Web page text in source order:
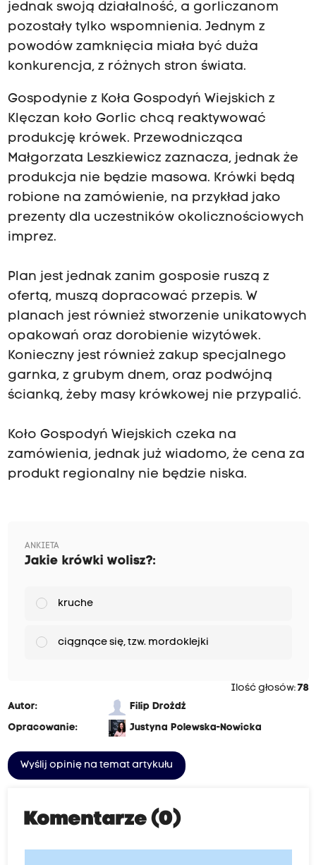
jednak swoją działalność, a gorliczanom
pozostały tylko wspomnienia. Jednym z
powodów zamknięcia miała być duża
konkurencja, z różnych stron świata.
Gospodynie z Koła Gospodyń Wiejskich z
Klęczan koło Gorlic chcą reaktywować
produkcję krówek. Przewodnicząca
Małgorzata Leszkiewicz zaznacza, jednak że
produkcja nie będzie masowa. Krówki będą
robione na zamówienie, na przykład jako
prezenty dla uczestników okolicznościowych
imprez.
Plan jest jednak zanim gosposie ruszą z
ofertą, muszą dopracować przepis. W
planach jest również stworzenie unikatowych
opakowań oraz dorobienie wizytówek.
Konieczny jest również zakup specjalnego
garnka, z grubym dnem, oraz podwójną
ścianką, żeby masy krówkowej nie przypalić.
Koło Gospodyń Wiejskich czeka na
zamówienia, jednak już wiadomo, że cena za
produkt regionalny nie będzie niska.
ANKIETA
Jakie krówki wolisz?:
kruche
ciągnące się, tzw. mordoklejki
Ilość głosów: 78
Autor:
Filip Drożdż
Opracowanie:
Justyna Polewska-Nowicka
Wyślij opinię na temat artykułu
Komentarze (0)